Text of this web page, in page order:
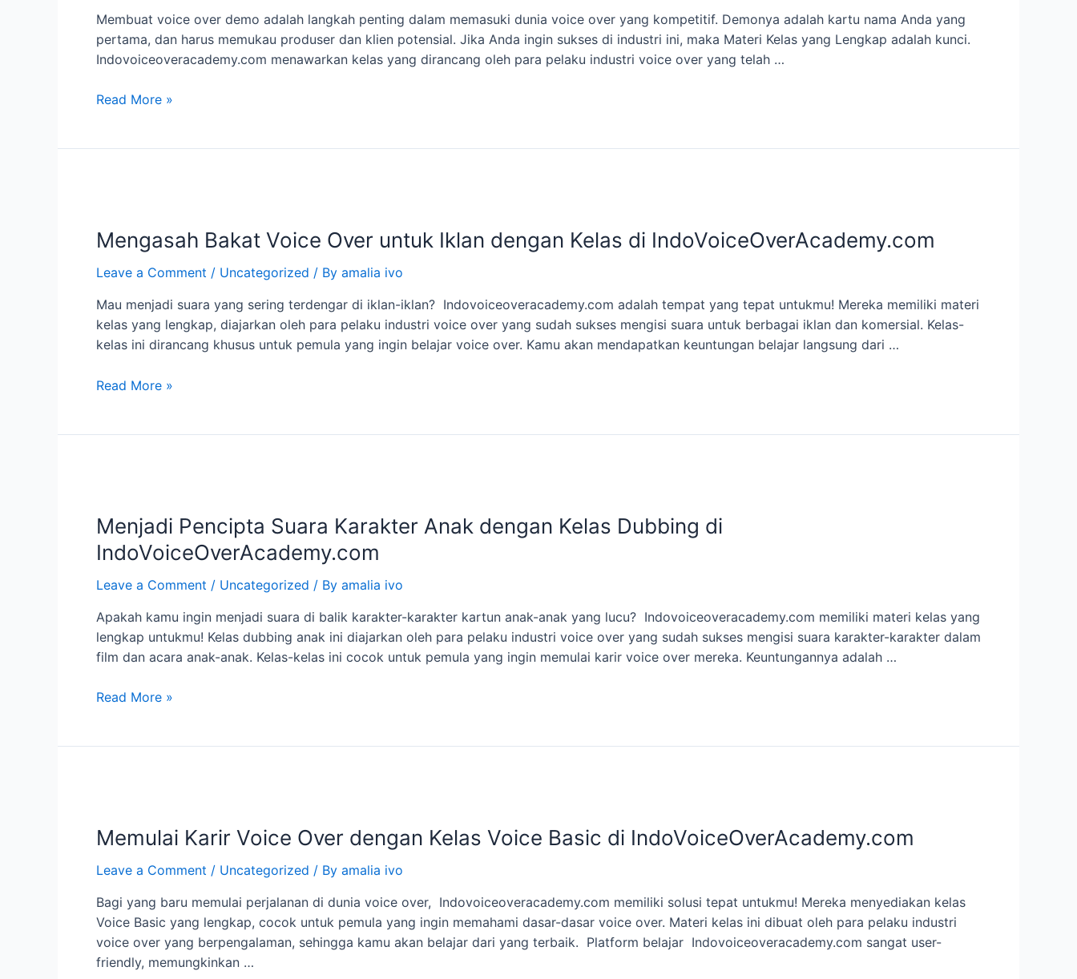
Membuat voice over demo adalah langkah penting dalam memasuki dunia voice over yang kompetitif. Demonya adalah kartu nama Anda yang
pertama, dan harus memukau produser dan klien potensial. Jika Anda ingin sukses di industri ini, maka Materi Kelas yang Lengkap adalah kunci.
Indovoiceoveracademy.com menawarkan kelas yang dirancang oleh para pelaku industri voice over yang telah …
Suara
Karir
Read More »
Mengasah Bakat Voice Over untuk Iklan dengan Kelas di IndoVoiceOverAcademy.com
Leave a Comment / Uncategorized / By amalia ivo
Mau menjadi suara yang sering terdengar di iklan-iklan? Indovoiceoveracademy.com adalah tempat yang tepat untukmu! Mereka memiliki materi
kelas yang lengkap, diajarkan oleh para pelaku industri voice over yang sudah sukses mengisi suara untuk berbagai iklan dan komersial. Kelas-
kelas ini dirancang khusus untuk pemula yang ingin belajar voice over. Kamu akan mendapatkan keuntungan belajar langsung dari …
Voice
untuk
Iklan
dengan
Kelas
IndoVoiceOverAcademy.com
Read More »
Menjadi Pencipta Suara Karakter Anak dengan Kelas Dubbing di
IndoVoiceOverAcademy.com
Leave a Comment / Uncategorized / By amalia ivo
Apakah kamu ingin menjadi suara di balik karakter-karakter kartun anak-anak yang lucu? Indovoiceoveracademy.com memiliki materi kelas yang
lengkap untukmu! Kelas dubbing anak ini diajarkan oleh para pelaku industri voice over yang sudah sukses mengisi suara karakter-karakter dalam
film dan acara anak-anak. Kelas-kelas ini cocok untuk pemula yang ingin memulai karir voice over mereka. Keuntungannya adalah …
Suara
Karakter
Anak
dengan
Dubbing
di
IndoVoiceOverAcademy.com
Read More »
Memulai Karir Voice Over dengan Kelas Voice Basic di IndoVoiceOverAcademy.com
Leave a Comment / Uncategorized / By amalia ivo
Bagi yang baru memulai perjalanan di dunia voice over, Indovoiceoveracademy.com memiliki solusi tepat untukmu! Mereka menyediakan kelas
Voice Basic yang lengkap, cocok untuk pemula yang ingin memahami dasar-dasar voice over. Materi kelas ini dibuat oleh para pelaku industri
voice over yang berpengalaman, sehingga kamu akan belajar dari yang terbaik. Platform belajar Indovoiceoveracademy.com sangat user-
friendly, memungkinkan …
Voice
dengan
Kelas
Voice
Basic
di
IndoVoiceOverAcademy.com